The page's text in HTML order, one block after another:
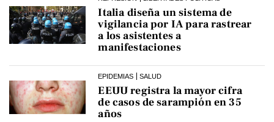
Italia diseña un sistema de
vigilancia por IA para rastrear
a los asistentes a
manifestaciones
EPIDEMIAS SALUD
EEUU registra la mayor cifra
de casos de sarampión en 35
años